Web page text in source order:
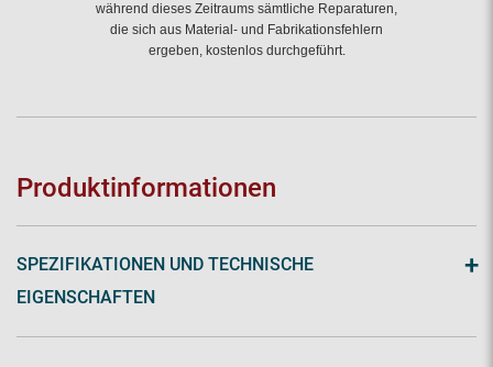
während dieses Zeitraums sämtliche Reparaturen,
die sich aus Material- und Fabrikationsfehlern
ergeben, kostenlos durchgeführt.
Produktinformationen
SPEZIFIKATIONEN UND TECHNISCHE
EIGENSCHAFTEN
+